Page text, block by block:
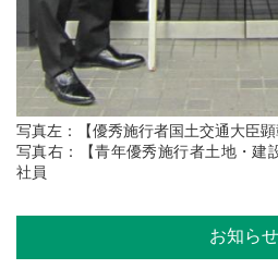
写真左：【優秀施行者国土交通大臣
写真右：【青年優秀施行者土地・
社員
お知らせ